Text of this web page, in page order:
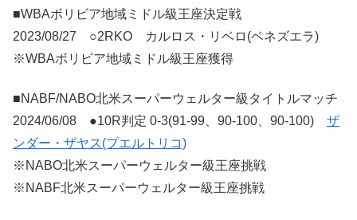
■WBAボリビア地域ミドル級王座決定戦
2023/08/27 ○2RKO カルロス・リベロ(ベネズエラ)
※WBAボリビア地域ミドル級王座獲得
■NABF/NABO北米スーパーウェルター級タイトルマッチ
2024/06/08 ●10R判定 0-3(91-99、90-100、90-100) ザ
ンダー・ザヤス(プエルトリコ)
※NABO北米スーパーウェルター級王座挑戦
※NABF北米スーパーウェルター級王座挑戦